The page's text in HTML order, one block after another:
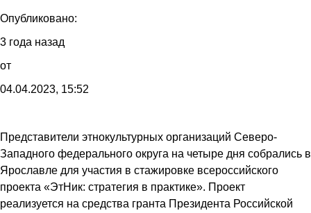
Опубликовано:
3 года назад
от
04.04.2023, 15:52
Представители этнокультурных организаций Северо-
Западного федерального округа на четыре дня собрались в
Ярославле для участия в стажировке всероссийского
проекта «ЭтНик: стратегия в практике». Проект
реализуется на средства гранта Президента Российской